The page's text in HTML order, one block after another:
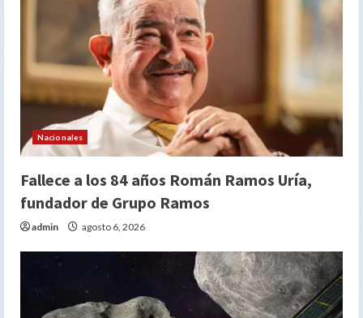
Nacionales
Fallece a los 84 años Román Ramos Uría,
fundador de Grupo Ramos
admin agosto 6, 2026